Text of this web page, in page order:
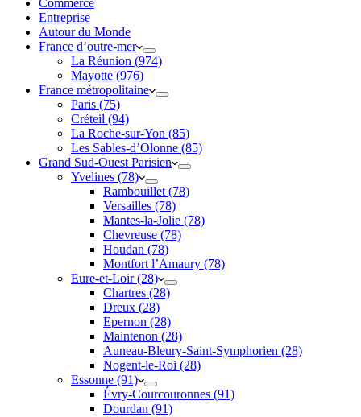
Commerce
Entreprise
Autour du Monde
France d’outre-mer
La Réunion (974)
Mayotte (976)
France métropolitaine
Paris (75)
Créteil (94)
La Roche-sur-Yon (85)
Les Sables-d’Olonne (85)
Grand Sud-Ouest Parisien
Yvelines (78)
Rambouillet (78)
Versailles (78)
Mantes-la-Jolie (78)
Chevreuse (78)
Houdan (78)
Montfort l’Amaury (78)
Eure-et-Loir (28)
Chartres (28)
Dreux (28)
Epernon (28)
Maintenon (28)
Auneau-Bleury-Saint-Symphorien (28)
Nogent-le-Roi (28)
Essonne (91)
Évry-Courcouronnes (91)
Dourdan (91)